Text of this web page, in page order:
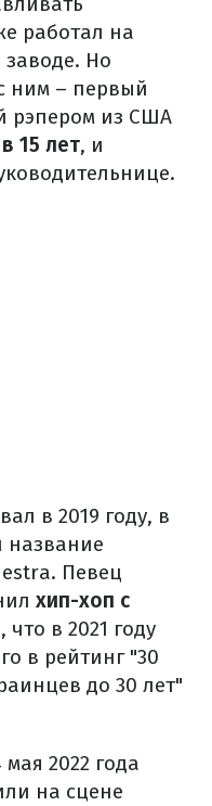
работал на
Но
ним – первый
рэпером из США
в 15 лет, и
в 2019 году, в
название
Певец
хип-хоп с
, что в 2021 году
в рейтинг "30
до 30 лет"
2022 года
на сцене